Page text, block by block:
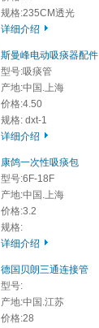
规格:235CM透光
详细介绍
斯曼峰电动吸痰器配件
型号:吸痰管
产地:中国.上海
价格:4.50
规格: dxt-1
详细介绍
康鸽一次性吸痰包
型号:6F-18F
产地:中国.上海
价格:3.2
规格:
详细介绍
德国贝朗三通连接管
型号:
产地:中国.江苏
价格:28